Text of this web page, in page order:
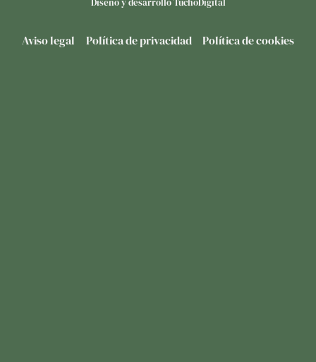
Diseño y desarrolloTuchoDigital
Aviso legal Política de privacidad Política de cookies